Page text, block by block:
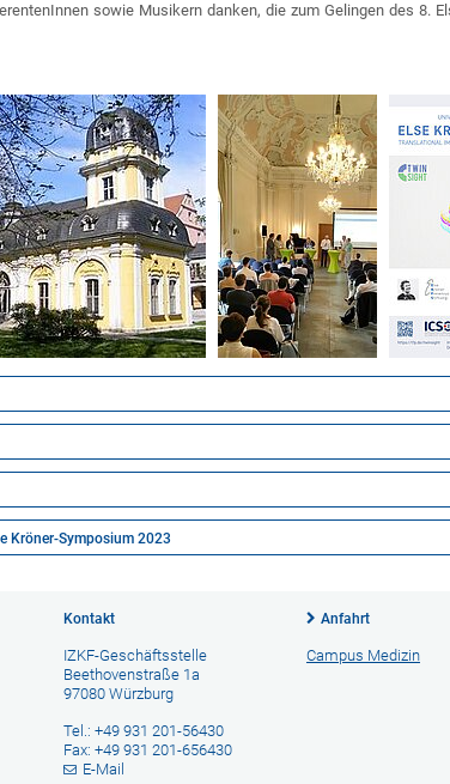
sowie Musikern danken, die zum Gelingen des 8.
Kröner-Symposium 2023
Kontakt
IZKF-Geschäftsstelle
Beethovenstraße 1a
97080 Würzburg
Tel.: +49 931 201-56430
Fax: +49 931 201-656430
E-Mail
Anfahrt
Campus Medizin